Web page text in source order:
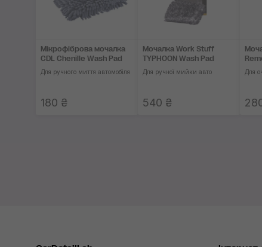
Мікрофіброва мочалка
CDL Chenille Wash Pad
Для ручного миття автомобіля
180 ₴
Мочалка Work Stuff
TYPHOON Wash Pad
Для ручної мийки авто
540 ₴
Для